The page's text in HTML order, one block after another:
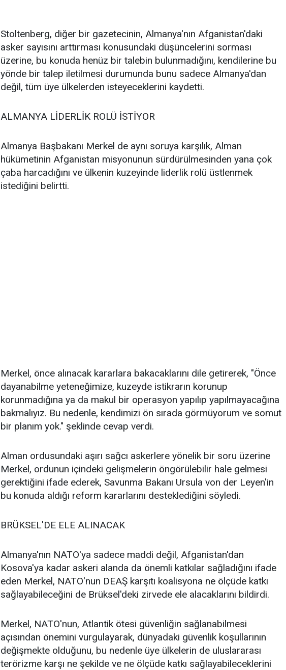
Stoltenberg, diğer bir gazetecinin, Almanya'nın Afganistan'daki
asker sayısını arttırması konusundaki düşüncelerini sorması
üzerine, bu konuda henüz bir talebin bulunmadığını, kendilerine bu
yönde bir talep iletilmesi durumunda bunu sadece Almanya'dan
değil, tüm üye ülkelerden isteyeceklerini kaydetti.
ALMANYA LİDERLİK ROLÜ İSTİYOR
Almanya Başbakanı Merkel de aynı soruya karşılık, Alman
hükümetinin Afganistan misyonunun sürdürülmesinden yana çok
çaba harcadığını ve ülkenin kuzeyinde liderlik rolü üstlenmek
istediğini belirtti.
Merkel, önce alınacak kararlara bakacaklarını dile getirerek, "Önce
dayanabilme yeteneğimize, kuzeyde istikrarın korunup
korunmadığına ya da makul bir operasyon yapılıp yapılmayacağına
bakmalıyız. Bu nedenle, kendimizi ön sırada görmüyorum ve somut
bir planım yok." şeklinde cevap verdi.
Alman ordusundaki aşırı sağcı askerlere yönelik bir soru üzerine
Merkel, ordunun içindeki gelişmelerin öngörülebilir hale gelmesi
gerektiğini ifade ederek, Savunma Bakanı Ursula von der Leyen'in
bu konuda aldığı reform kararlarını desteklediğini söyledi.
BRÜKSEL'DE ELE ALINACAK
Almanya'nın NATO'ya sadece maddi değil, Afganistan'dan
Kosova'ya kadar askeri alanda da önemli katkılar sağladığını ifade
eden Merkel, NATO'nun DEAŞ karşıtı koalisyona ne ölçüde katkı
sağlayabileceğini de Brüksel'deki zirvede ele alacaklarını bildirdi.
Merkel, NATO'nun, Atlantik ötesi güvenliğin sağlanabilmesi
açısından önemini vurgulayarak, dünyadaki güvenlik koşullarının
değişmekte olduğunu, bu nedenle üye ülkelerin de uluslararası
terörizme karşı ne şekilde ve ne ölçüde katkı sağlayabileceklerini